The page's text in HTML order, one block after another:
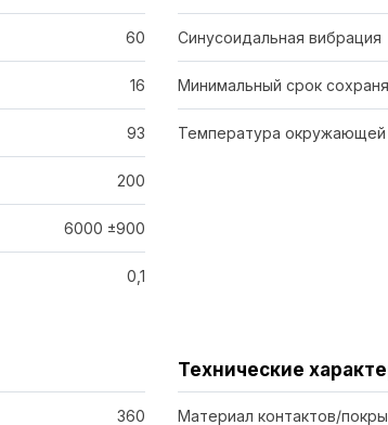
60
16
93
200
6000 ±900
0,1
Синусоидальная вибрация
Минимальный срок
Температура окружающей
360
Технические
Материал контактов/